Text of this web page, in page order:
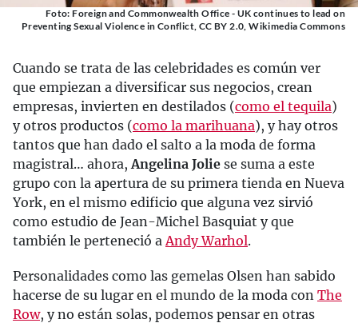
Foto: Foreign and Commonwealth Office - UK continues to lead on
Preventing Sexual Violence in Conflict, CC BY 2.0, Wikimedia Commons
Cuando se trata de las celebridades es común ver
que empiezan a diversificar sus negocios, crean
empresas, invierten en destilados (como el tequila)
y otros productos (como la marihuana), y hay otros
tantos que han dado el salto a la moda de forma
magistral… ahora,Angelina Jolie se suma a este
grupo con la apertura de su primera tienda en Nueva
York, en el mismo edificio que alguna vez sirvió
como estudio de Jean-Michel Basquiat y que
también le perteneció aAndy Warhol.
Personalidades como las gemelas Olsen han sabido
hacerse de su lugar en el mundo de la moda con The
Row, y no están solas, podemos pensar en otras